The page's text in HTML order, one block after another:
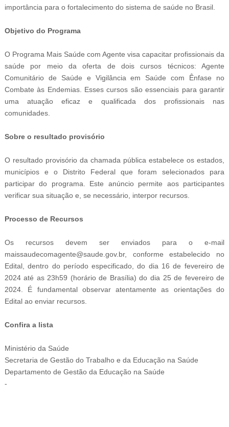
importância para o fortalecimento do sistema de saúde no Brasil.
Objetivo do Programa
O Programa Mais Saúde com Agente visa capacitar profissionais da
saúde por meio da oferta de dois cursos técnicos: Agente
Comunitário de Saúde e Vigilância em Saúde com Ênfase no
Combate às Endemias. Esses cursos são essenciais para garantir
uma atuação eficaz e qualificada dos profissionais nas
comunidades.
Sobre o resultado provisório
O resultado provisório da chamada pública estabelece os estados,
municípios e o Distrito Federal que foram selecionados para
participar do programa. Este anúncio permite aos participantes
verificar sua situação e, se necessário, interpor recursos.
Processo de Recursos
Os recursos devem ser enviados para o e-mail
maissaudecomagente@saude.gov.br, conforme estabelecido no
Edital, dentro do período especificado, do dia 16 de fevereiro de
2024 até as 23h59 (horário de Brasília) do dia 25 de fevereiro de
2024. É fundamental observar atentamente as orientações do
Edital ao enviar recursos.
Confira a lista
Ministério da Saúde
Secretaria de Gestão do Trabalho e da Educação na Saúde
Departamento de Gestão da Educação na Saúde
-